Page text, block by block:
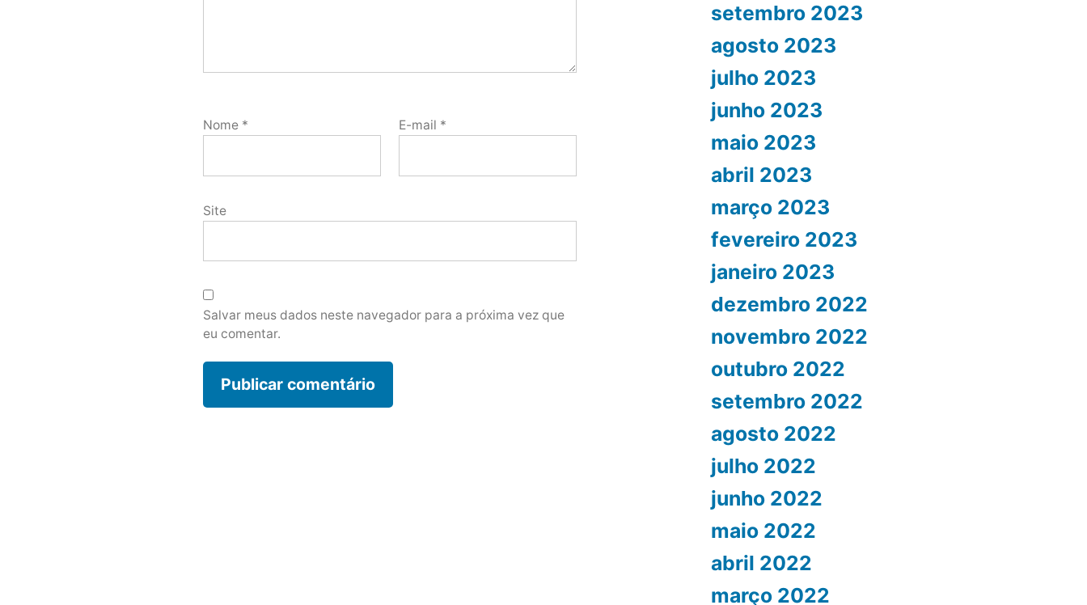
Nome * E-mail *
Site
Salvar meus dados neste navegador para a próxima vez que
eu comentar.
setembro 2023
agosto 2023
julho 2023
junho 2023
maio 2023
abril 2023
março 2023
fevereiro 2023
janeiro 2023
dezembro 2022
novembro 2022
outubro 2022
setembro 2022
agosto 2022
julho 2022
junho 2022
maio 2022
abril 2022
março 2022